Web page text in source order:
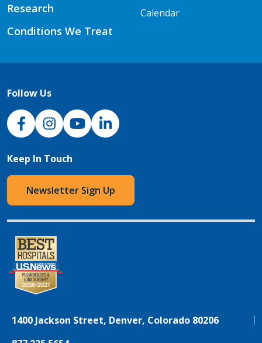
Research
Conditions We Treat
Calendar
Follow Us
NJH Facebook
InstagramNJH YouTube
NJH LinkedIn
Keep In Touch
Newsletter Sign Up
1400 Jackson Street, Denver, Colorado 80206